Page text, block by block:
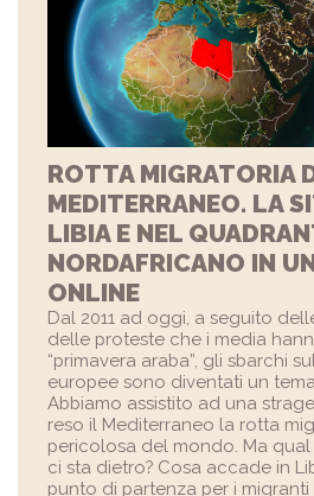
ROTTA MIGRATORIA
MEDITERRANEO. LA
LIBIA E NEL
NORDAFRICANO IN
ONLINE
Dal 2011 ad oggi, a seguito
delle proteste che i media
“primavera araba”, gli sbarchi
europee sono diventati un
Abbiamo assistito ad una
reso il Mediterraneo la rotta
pericolosa del mondo. Ma
ci sta dietro? Cosa accade in
punto di partenza per i